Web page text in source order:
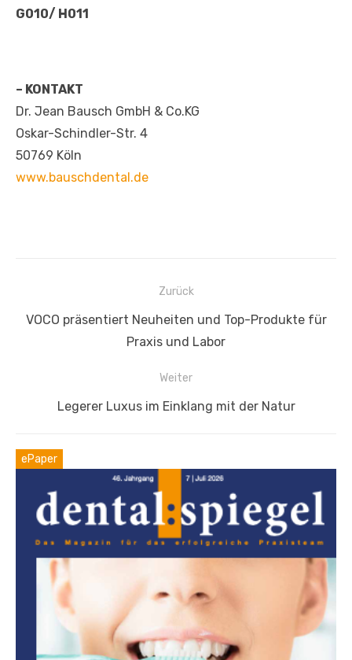
G010/ H011
– KONTAKT
Dr. Jean Bausch GmbH & Co.KG
Oskar-Schindler-Str. 4
50769 Köln
www.bauschdental.de
Beitragsnavigation
Zurück
Vorheriger
VOCO präsentiert Neuheiten und Top-Produkte für
Praxis und Labor
Weiter
Nächster
Legerer Luxus im Einklang mit der Natur
ePaper